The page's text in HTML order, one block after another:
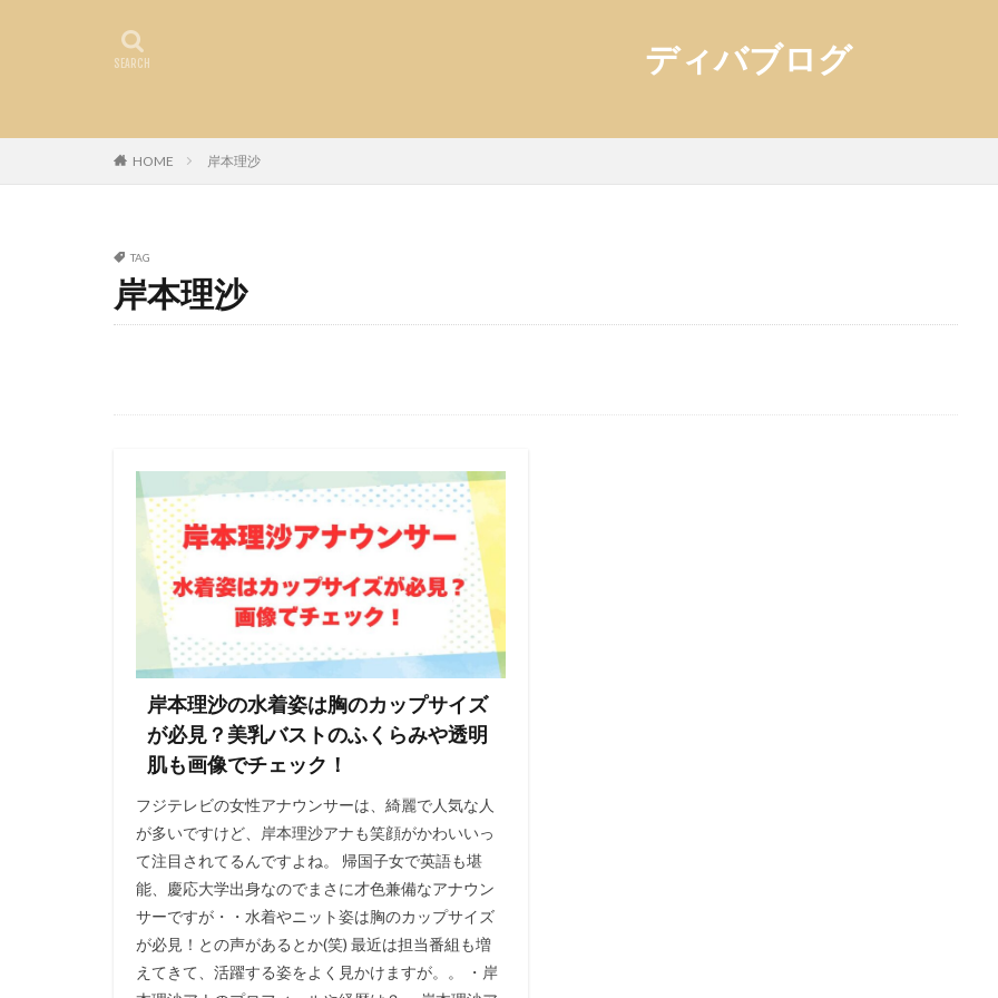
ディバブログ
HOME 岸本理沙
TAG
岸本理沙
岸本理沙の水着姿は胸のカップサイズ
が必見？美乳バストのふくらみや透明
肌も画像でチェック！
フジテレビの女性アナウンサーは、綺麗で人気な人
が多いですけど、岸本理沙アナも笑顔がかわいいっ
て注目されてるんですよね。 帰国子女で英語も堪
能、慶応大学出身なのでまさに才色兼備なアナウン
サーですが・・水着やニット姿は胸のカップサイズ
が必見！との声があるとか(笑) 最近は担当番組も増
えてきて、活躍する姿をよく見かけますが。。 ・岸